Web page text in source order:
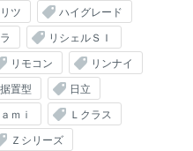
ツ
ハイグレード
リシェルＳＩ
リモコン
リンナイ
据置型
日立
ｍｉ
Ｌクラス
Ｚシリーズ